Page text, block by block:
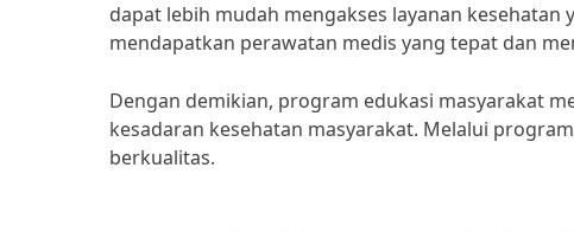
dapat lebih mudah mengakses layanan
mendapatkan perawatan medis yang tepat dan
Dengan demikian, program edukasi masyarakat
kesadaran kesehatan masyarakat. Melalui
berkualitas.